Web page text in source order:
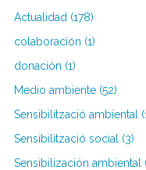
Actualidad (178)
colaboración (1)
donación (1)
Medio ambiente (52)
Sensibilització ambiental
Sensibilització social (3)
Sensibilización ambiental